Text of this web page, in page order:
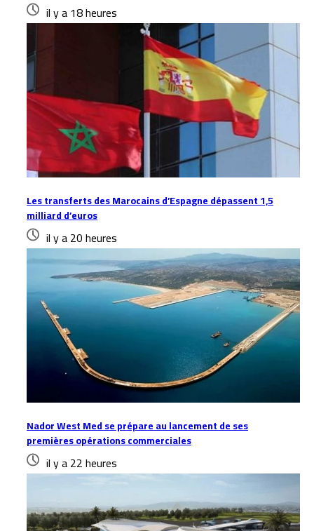
il y a 18 heures
Les transferts des Marocains d’Espagne dépassent 1,5
milliard d’euros
il y a 20 heures
Nador West Med se prépare au lancement de ses
premières opérations commerciales
il y a 22 heures